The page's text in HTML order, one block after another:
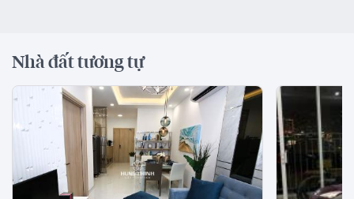
Nhà đất tương tự